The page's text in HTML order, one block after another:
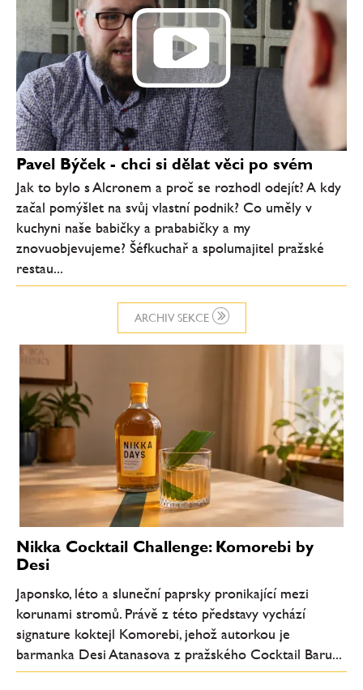
ARCHIV SEKCE
Pavel Býček - chci si dělat věci po svém
Jak to bylo s Alcronem a proč se rozhodl odejít? A kdy
začal pomýšlet na svůj vlastní podnik? Co uměly v
kuchyni naše babičky a prababičky a my
znovuobjevujeme? Šéfkuchař a spolumajitel pražské
restau...
Nikka Cocktail Challenge: Komorebi by
Desi
Japonsko, léto a sluneční paprsky pronikající mezi
korunami stromů. Právě z této představy vychází
signature koktejl Komorebi, jehož autorkou je
barmanka Desi Atanasova z pražského Cocktail Baru...